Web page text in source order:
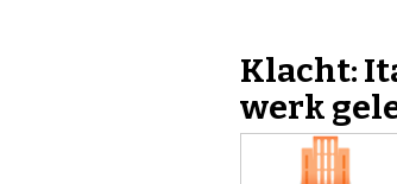
Klacht:
werk